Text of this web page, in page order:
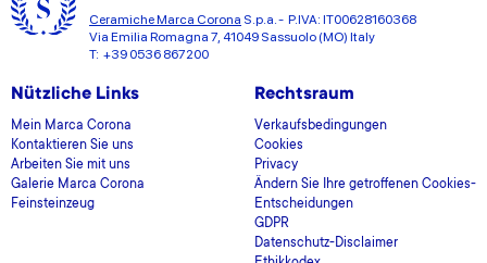
Ceramiche Marca Corona S.p.a. - P.IVA: IT00628160368
Via Emilia Romagna 7, 41049 Sassuolo (MO) Italy
T: +39 0536 867200
Nützliche Links
Mein Marca Corona
Kontaktieren Sie uns
Arbeiten Sie mit uns
Galerie Marca Corona
Feinsteinzeug
Rechtsraum
Verkaufsbedingungen
Cookies
Privacy
Ändern Sie Ihre getroffenen Cookies-
Entscheidungen
GDPR
Datenschutz-Disclaimer